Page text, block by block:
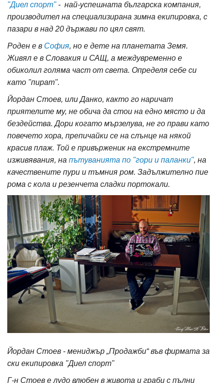
"Диел спорт"- най-успешната българска компания,
производител на специализирана зимна екипировка, с
пазари в над 20 държави по цял свят.
Роден е в София, но е дете на планетата Земя.
Живял е в Словакия и САЩ, а междувременно е
обиколил голяма част от света. Определя себе си
като "пират".
Йордан Стоев, или Данко, както го наричат
приятелите му, не обича да стои на едно място и да
бездейства. Дори когато мързелува, не го прави като
повечето хора, препичайки се на слънце на някой
красив плаж. Той е привърженик на екстремните
изживявания, на пътуванията по "гори и паланки", на
качествените пури и тъмния ром. Задължително пие
рома с кола и резенчета сладки портокали.
Йордан Стоев - мениджър „Продажби“ във фирмата за
ски екипировка "Диел спорт"
Г-н Стоев е лудо влюбен в живота и граби с пълни